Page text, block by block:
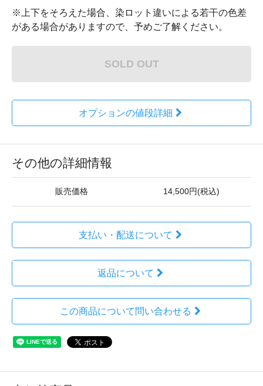
※上下をそろえた場合、染ロット違いによる若干の色差
がある場合がありますので、予めご了解ください。
SOLD OUT
オプションの値段詳細
その他の詳細情報
販売価格 14,500円(税込)
支払い・配送について
返品について
この商品について問い合わせる